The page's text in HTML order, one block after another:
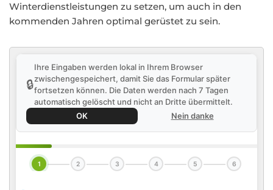
Winterdienstleistungen zu setzen, um auch in den
kommenden Jahren optimal gerüstet zu sein.
🔒
Ihre Eingaben werden lokal in Ihrem Browser
zwischengespeichert, damit Sie das Formular später
fortsetzen können. Die Daten werden nach 7 Tagen
automatisch gelöscht und nicht an Dritte übermittelt.
OK
Nein danke
1 2 3 4 5 6